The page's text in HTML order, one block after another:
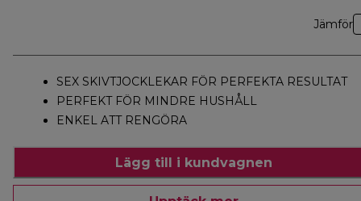
Jämför
SEX SKIVTJOCKLEKAR FÖR PERFEKTA RESULTAT
PERFEKT FÖR MINDRE HUSHÅLL
ENKEL ATT RENGÖRA
Lägg till i kundvagnen